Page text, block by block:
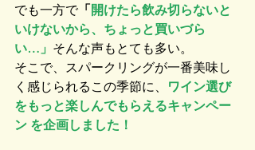
でも一方で「開けたら飲み切らないと
いけないから、ちょっと買いづら
い…」 そんな声もとても多い。
そこで、スパークリングが一番美味し
く感じられるこの季節に、
ワイン選び
をもっと楽しんでもらえるキャンペー
ン を企画しました！